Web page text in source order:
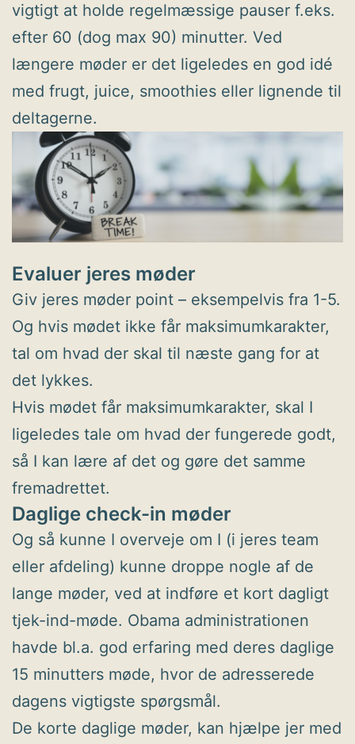
vigtigt at holde regelmæssige pauser f.eks.
efter 60 (dog max 90) minutter. Ved
længere møder er det ligeledes en god idé
med frugt, juice, smoothies eller lignende til
deltagerne.
Evaluer jeres møder
Giv jeres møder point – eksempelvis fra 1-5.
Og hvis mødet ikke får maksimumkarakter,
tal om hvad der skal til næste gang for at
det lykkes.
Hvis mødet får maksimumkarakter, skal I
ligeledes tale om hvad der fungerede godt,
så I kan lære af det og gøre det samme
fremadrettet.
Daglige check-in møder
Og så kunne I overveje om I (i jeres team
eller afdeling) kunne droppe nogle af de
lange møder, ved at indføre et kort dagligt
tjek-ind-møde. Obama administrationen
havde bl.a. god erfaring med deres daglige
15 minutters møde, hvor de adresserede
dagens vigtigste spørgsmål.
De korte daglige møder, kan hjælpe jer med